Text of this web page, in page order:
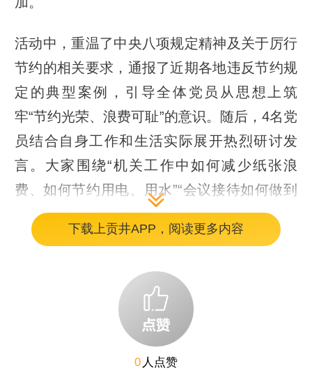
活动中，重温了中央八项规定精神及关于厉行
节约的相关要求，通报了近期各地违反节约规
定的典型案例，引导全体党员从思想上筑
牢“节约光荣、浪费可耻”的意识。随后，4名党
员结合自身工作和生活实际展开热烈研讨发
言。大家围绕“机关工作中如何减少纸张浪
费、如何节约用电、用水”“会议接待如何做到
简约务实”“日常用餐如何践行‘光盘行动’”等话
题，分享了节约小妙招、交流了心得体会。部
示将从点滴做起，带头杜绝浪费行为。会上，
全体党员签订了“贡井区人大机关‘厉行节约，
反对浪费’个人承诺书”。
下载上贡井APP，阅读更多内容
0 人点赞